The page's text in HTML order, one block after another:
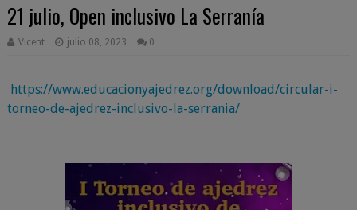
21 julio, Open inclusivo La Serranía
Vicent julio 08, 2023 0
https://www.educacionyajedrez.org/download/circular-i-
torneo-de-ajedrez-inclusivo-la-serrania/